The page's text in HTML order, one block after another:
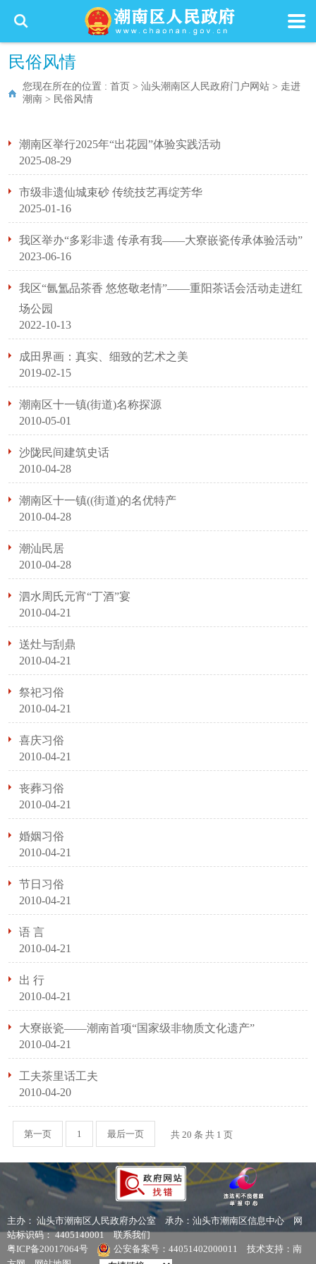
民俗风情
您现在所在的位置 : 首页 > 汕头潮南区人民政府门户网站 > 走进
潮南 > 民俗风情
潮南区举行2025年“出花园”体验实践活动
2025-08-29
市级非遗仙城束砂 传统技艺再绽芳华
2025-01-16
我区举办“多彩非遗 传承有我——大寮嵌瓷传承体验活动”
2023-06-16
我区“氤氲品茶香 悠悠敬老情”——重阳茶话会活动走进红
场公园
2022-10-13
成田界画：真实、细致的艺术之美
2019-02-15
潮南区十一镇(街道)名称探源
2010-05-01
沙陇民间建筑史话
2010-04-28
潮南区十一镇((街道)的名优特产
2010-04-28
潮汕民居
2010-04-28
泗水周氏元宵“丁酒”宴
2010-04-21
送灶与刮鼎
2010-04-21
祭祀习俗
2010-04-21
喜庆习俗
2010-04-21
丧葬习俗
2010-04-21
婚姻习俗
2010-04-21
节日习俗
2010-04-21
语 言
2010-04-21
出 行
2010-04-21
大寮嵌瓷——潮南首项“国家级非物质文化遗产”
2010-04-21
工夫茶里话工夫
2010-04-20
第一页 1 最后一页 共 20 条 共 1 页
主办： 汕头市潮南区人民政府办公室 承办：汕头市潮南区信息中心
网
站标识码： 4405140001
联系我们
粤ICP备20017064号
公安备案号：44051402000011
技术支持：南